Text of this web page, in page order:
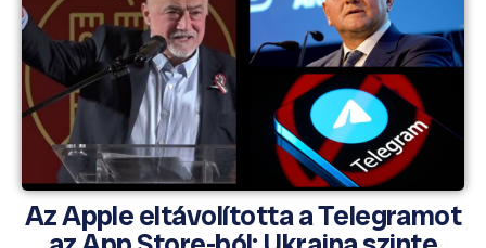
Az Apple eltávolította a Telegramot